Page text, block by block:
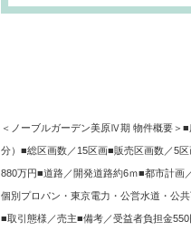
＜ノーブルガーデン美原Ⅳ期 物件概要＞
分）■総区画数／15区画■販売区画数／5
880万円■道路／開発道路約6ｍ■都市計画
個別プロパン・東京電力・公営水道・公
■取引態様／売主■備考／受益者負担金